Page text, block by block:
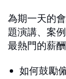
為期一天的
題演講、案
最熱門的薪
如何鼓勵